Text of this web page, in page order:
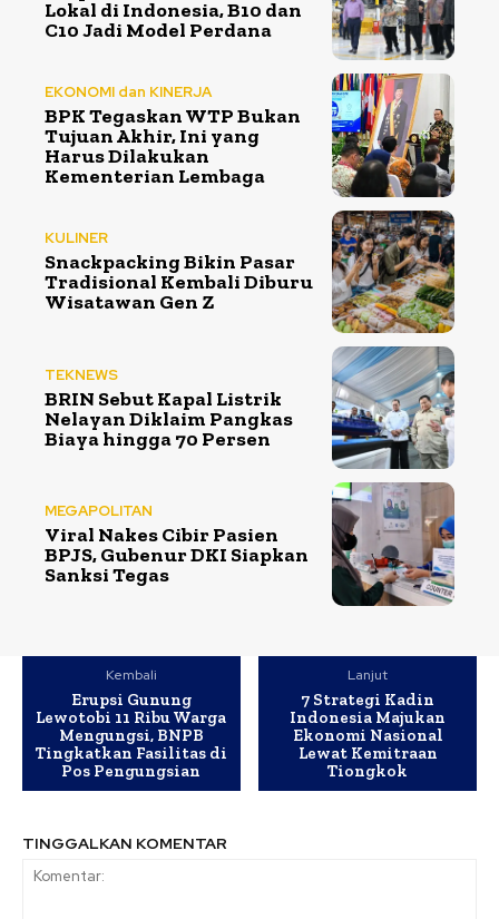
Lokal di Indonesia, B10 dan
C10 Jadi Model Perdana
EKONOMI dan KINERJA
BPK Tegaskan WTP Bukan
Tujuan Akhir, Ini yang
Harus Dilakukan
Kementerian Lembaga
KULINER
Snackpacking Bikin Pasar
Tradisional Kembali Diburu
Wisatawan Gen Z
TEKNEWS
BRIN Sebut Kapal Listrik
Nelayan Diklaim Pangkas
Biaya hingga 70 Persen
MEGAPOLITAN
Viral Nakes Cibir Pasien
BPJS, Gubenur DKI Siapkan
Sanksi Tegas
Kembali
Erupsi Gunung
Lewotobi 11 Ribu Warga
Mengungsi, BNPB
Tingkatkan Fasilitas di
Pos Pengungsian
Lanjut
7 Strategi Kadin
Indonesia Majukan
Ekonomi Nasional
Lewat Kemitraan
Tiongkok
TINGGALKAN KOMENTAR